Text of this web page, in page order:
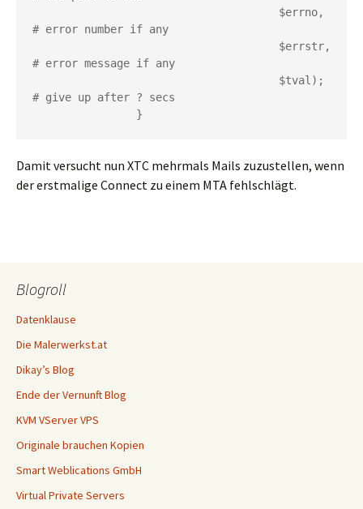
                                     $errno,
                                     $errstr,
                                     $tval);
		}
Damit versucht nun XTC mehrmals Mails zuzustellen, wenn
der erstmalige Connect zu einem MTA fehlschlägt.
Blogroll
Datenklause
Die Malerwerkst.at
Dikay’s Blog
Ende der Vernunft Blog
KVM VServer VPS
Originale brauchen Kopien
Smart Weblications GmbH
Virtual Private Servers